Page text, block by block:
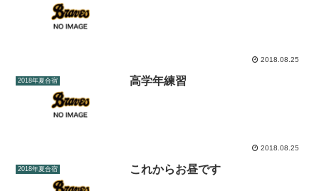
2018.08.25
2018年夏合宿 高学年練習
2018.08.25
2018年夏合宿 これからお昼です